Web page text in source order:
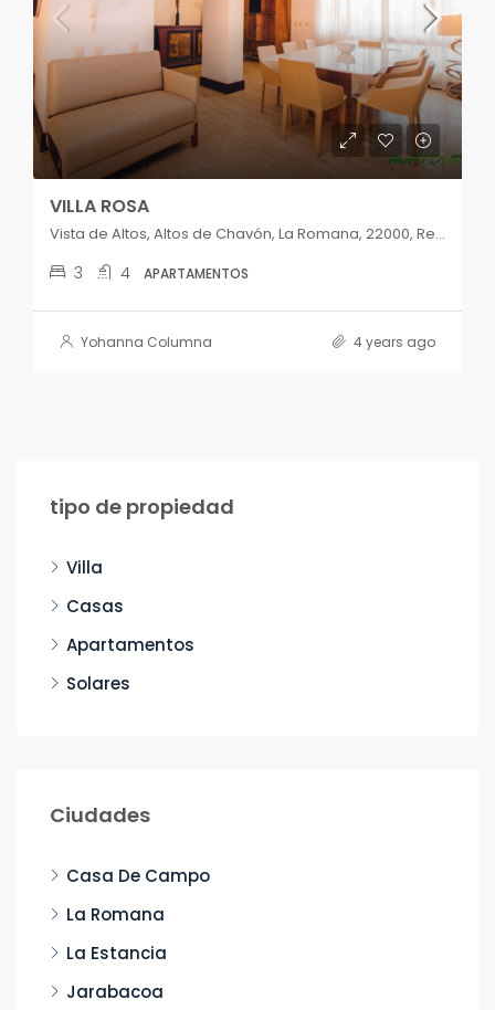
VILLA ROSA
Vista de Altos, Altos de Chavón, La Romana, 22000, República Dominicana
3 4 APARTAMENTOS
Yohanna Columna 4 years ago
tipo de propiedad
Villa
Casas
Apartamentos
Solares
Ciudades
Casa De Campo
La Romana
La Estancia
Jarabacoa